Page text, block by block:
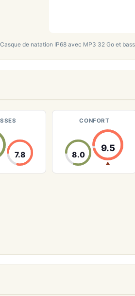
de natation IP68 avec MP3 32 Go et
7.8
CONFORT
8.0
9.5
▲